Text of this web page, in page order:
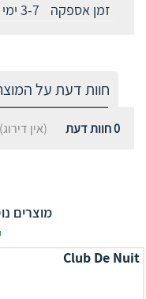
זמן אספקה
3-7 ימי עסקים
חוות דעת על
0חוות דעת (אין דירוג)
מוצרים
Club De Nuit